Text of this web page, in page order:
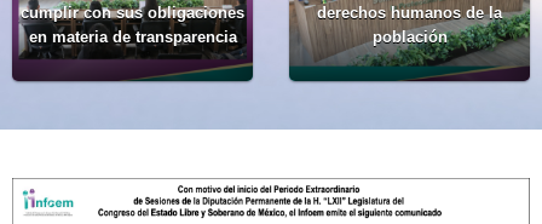
cumplir con sus obligaciones
en materia de transparencia
derechos humanos de la
población